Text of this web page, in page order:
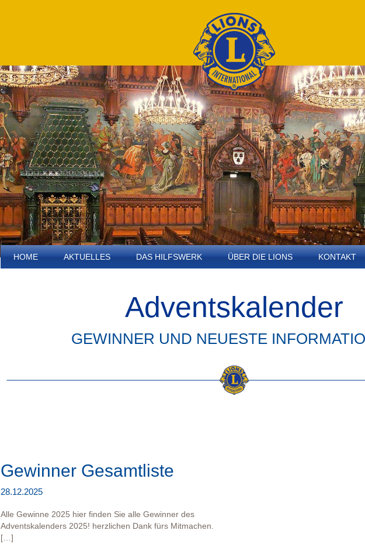
HOME AKTUELLES DAS HILFSWERK ÜBER DIE LIONS KONTAKT
Adventskalender
GEWINNER UND NEUESTE
Gewinner Gesamtliste
28.12.2025
Alle Gewinne 2025 hier finden Sie alle Gewinner des
Adventskalenders 2025! herzlichen Dank fürs Mitmachen.
[…]